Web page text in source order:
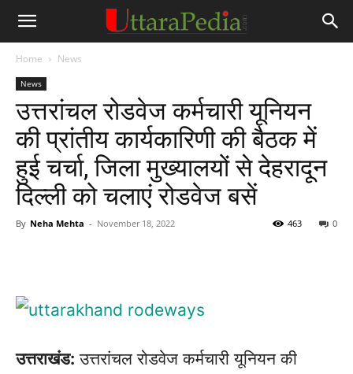
Home News
News
उत्तरांचल रोडवेज कर्मचारी यूनियन
की प्रांतीय कार्यकारिणी की बैठक में
हुई चर्चा, जिला मुख्यालयों से देहरादून
दिल्ली को चलाएं रोडवेज बसें
By Neha Mehta - November 18, 2022 0
463
उत्तराखंड: उत्तरांचल रोडवेज कर्मचारी यूनियन की